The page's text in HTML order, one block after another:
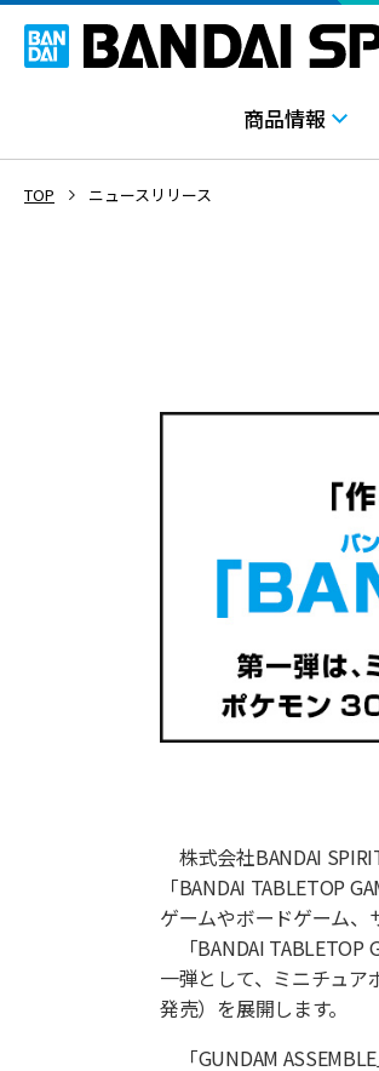
商品情報
TOP ニュースリリース
株式会社BANDAI
「BANDAI TABLETOP
ゲームやボードゲーム、
「BANDAI TABLETOP
一弾として、ミニチュア
発売）を展開します。
「GUNDAM